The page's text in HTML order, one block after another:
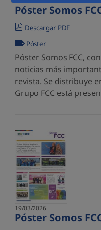
Póster Somos
Descargar PDF
Póster
Póster Somos FCC,
noticias más
revista. Se distribuye
Grupo FCC está
19/03/2026
Póster Somos